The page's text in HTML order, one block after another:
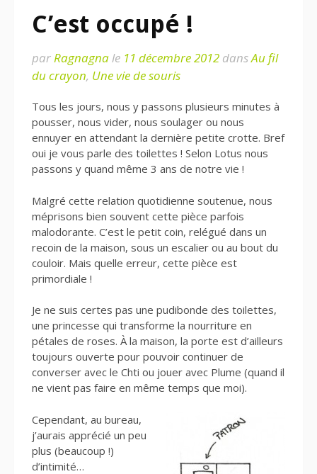
C’est occupé !
parRagnagnale 11 décembre 2012 dansAu fil
du crayon, Une vie de souris
Tous les jours, nous y passons plusieurs minutes à
pousser, nous vider, nous soulager ou nous
ennuyer en attendant la dernière petite crotte. Bref
oui je vous parle des toilettes ! Selon Lotus nous
passons y quand même 3 ans de notre vie !
Malgré cette relation quotidienne soutenue, nous
méprisons bien souvent cette pièce parfois
malodorante. C’est le petit coin, relégué dans un
recoin de la maison, sous un escalier ou au bout du
couloir. Mais quelle erreur, cette pièce est
primordiale !
Je ne suis certes pas une pudibonde des toilettes,
une princesse qui transforme la nourriture en
pétales de roses. À la maison, la porte est d’ailleurs
toujours ouverte pour pouvoir continuer de
converser avec le Chti ou jouer avec Plume (quand il
ne vient pas faire en même temps que moi).
Cependant, au bureau,
j’aurais apprécié un peu
plus (beaucoup !)
d’intimité…